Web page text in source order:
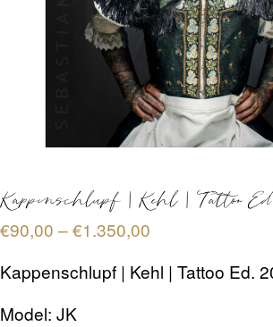
KONTAKT
SHOP
Kappenschlupf | Kehl | Tattoo
€90,00 –€1.350,00
bis
Kappenschlupf | Kehl | Tattoo Ed.
Model: JK